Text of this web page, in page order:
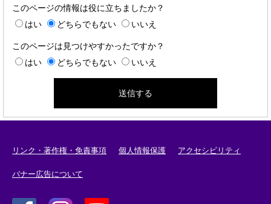
このページの情報は役に立ちましたか？
はい
どちらでもない いいえ
このページは見つけやすかったですか？
はい
どちらでもない いいえ
リンク・著作権・免責事項 個人情報保護 アクセシビリティ
バナー広告について